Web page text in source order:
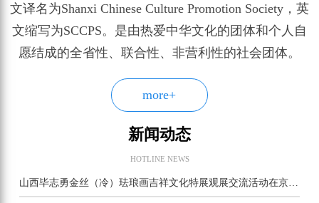
文译名为Shanxi Chinese Culture Promotion Society，英
文缩写为SCCPS。是由热爱中华文化的团体和个人自
愿结成的全省性、联合性、非营利性的社会团体。
more+
新闻动态
HOTLINE NEWS
山西毕志勇金丝（冷）珐琅画吉祥文化特展观展交流活动在京举行